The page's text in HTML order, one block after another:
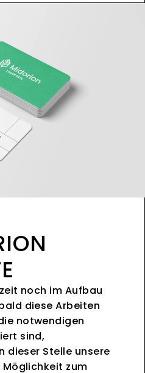
noch im Aufbau
diese Arbeiten
notwendigen
sind,
dieser Stelle unsere
zum